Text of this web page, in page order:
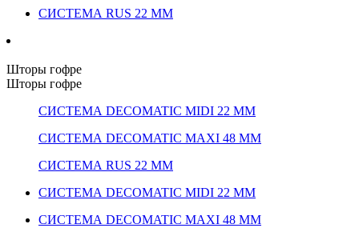
СИСТЕМА RUS 22 ММ
Шторы гофре
Шторы гофре
СИСТЕМА DECOMATIC MIDI 22 ММ
СИСТЕМА DECOMATIC MAXI 48 ММ
СИСТЕМА RUS 22 ММ
СИСТЕМА DECOMATIC MIDI 22 ММ
СИСТЕМА DECOMATIC MAXI 48 ММ